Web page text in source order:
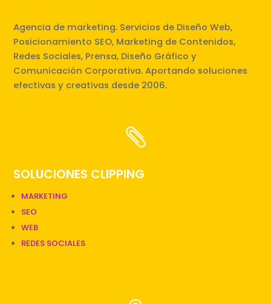
Agencia de marketing. Servicios de Diseño Web,
Posicionamiento SEO, Marketing de Contenidos,
Redes Sociales, Prensa, Diseño Gráfico y
Comunicación Corporativa. Aportando soluciones
efectivas y creativas desde 2006.

SOLUCIONES CLIPPING
MARKETING
SEO
WEB
REDES SOCIALES